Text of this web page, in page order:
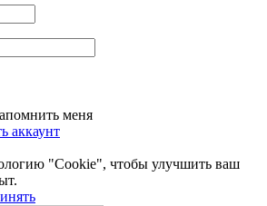
меня
аккаунт
"Cookie", чтобы улучшить ваш